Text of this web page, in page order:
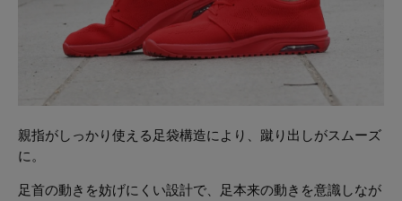
親指がしっかり使える足袋構造により、蹴り出しがスムーズ
に。
足首の動きを妨げにくい設計で、足本来の動きを意識しなが